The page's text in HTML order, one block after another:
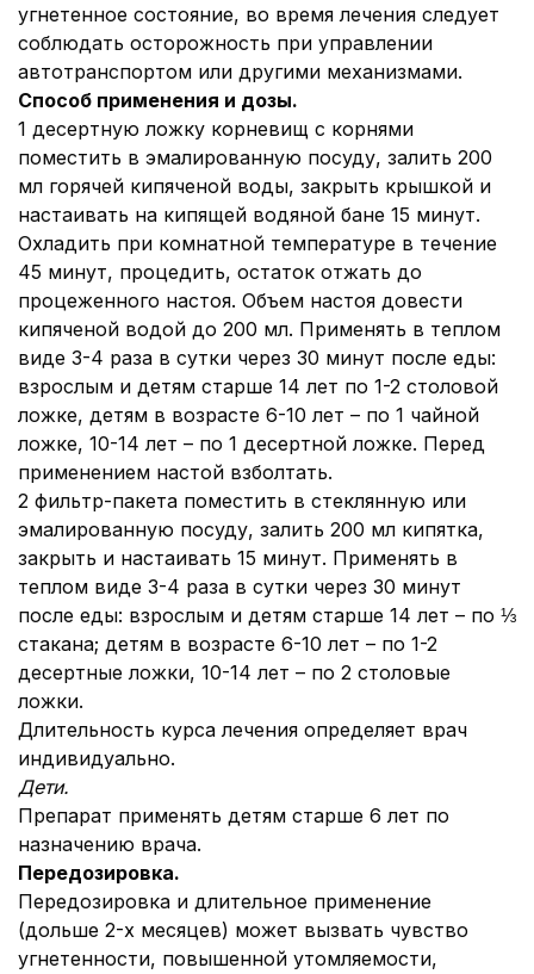
угнетенное состояние, во время лечения следует
соблюдать осторожность при управлении
автотранспортом или другими механизмами.
Способ применения и дозы.
1 десертную ложку корневищ с корнями
поместить в эмалированную посуду, залить 200
мл горячей кипяченой воды, закрыть крышкой и
настаивать на кипящей водяной бане 15 минут.
Охладить при комнатной температуре в течение
45 минут, процедить, остаток отжать до
процеженного настоя. Объем настоя довести
кипяченой водой до 200 мл. Применять в теплом
виде 3-4 раза в сутки через 30 минут после еды:
взрослым и детям старше 14 лет по 1-2 столовой
ложке, детям в возрасте 6-10 лет – по 1 чайной
ложке, 10-14 лет – по 1 десертной ложке. Перед
применением настой взболтать.
2 фильтр-пакета поместить в стеклянную или
эмалированную посуду, залить 200 мл кипятка,
закрыть и настаивать 15 минут. Применять в
теплом виде 3-4 раза в сутки через 30 минут
после еды: взрослым и детям старше 14 лет – по ⅓
стакана; детям в возрасте 6-10 лет – по 1-2
десертные ложки, 10-14 лет – по 2 столовые
ложки.
Длительность курса лечения определяет врач
индивидуально.
Дети.
Препарат применять детям старше 6 лет по
назначению врача.
Передозировка.
Передозировка и длительное применение
(дольше 2-х месяцев) может вызвать чувство
угнетенности, повышенной утомляемости,